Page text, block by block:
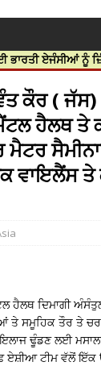
ਏਜੰਸੀਆਂ ਨੂੰ
ਕੌਰ (
ਹੈਲਥ ਤੇ
ਵਾਇਲੈਂਸ ਤੇ
ਹੈਲਥ ਦਿਮਾਗੀ
ਤੇ ਸਮੂਹਿਕ ਤੌਰ ਤੇ
ਢੂੰਡਣ ਲਈ
ਟੀਮ ਵੱਲੋਂ ਇੱਕ